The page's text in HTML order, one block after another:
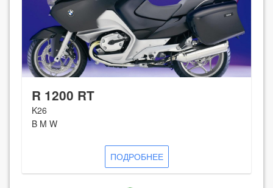
R 1200 RT
K26
B M W
ПОДРОБНЕЕ